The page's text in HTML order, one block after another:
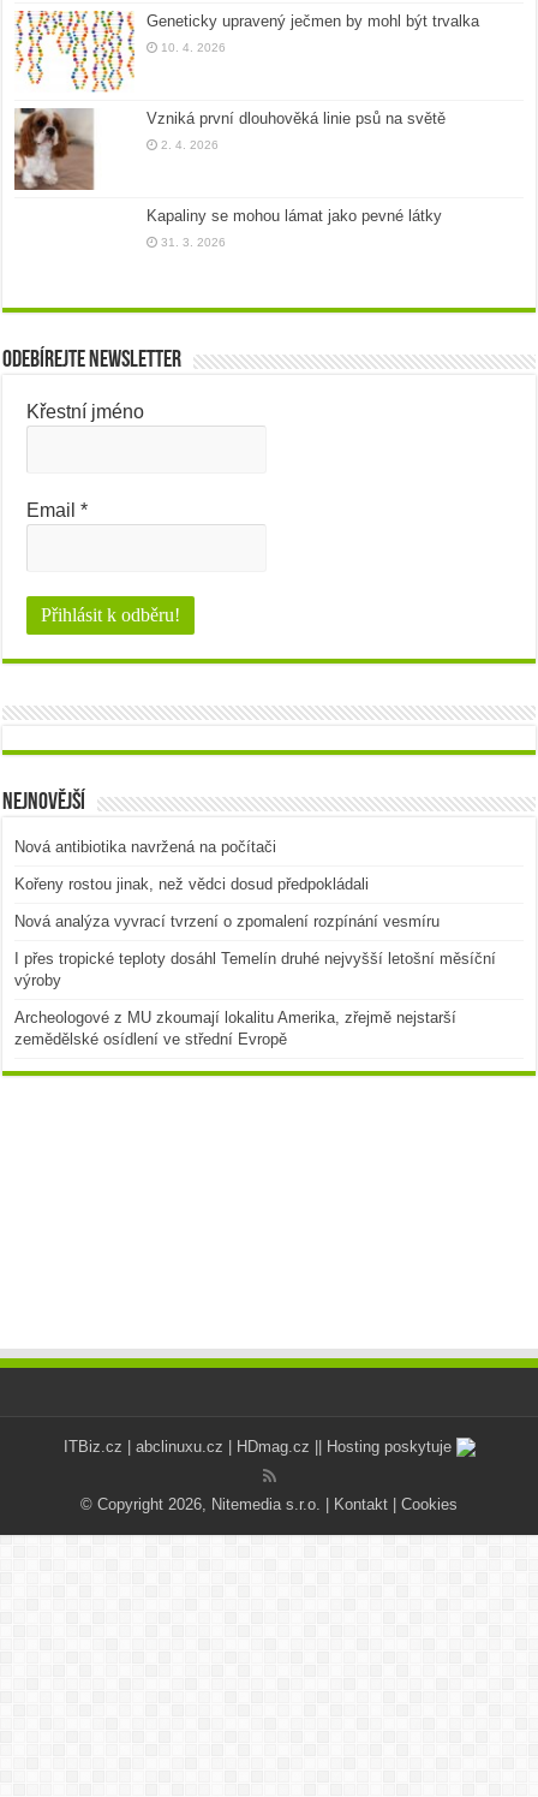
Geneticky upravený ječmen by mohl být trvalka
10. 4. 2026
Vzniká první dlouhověká linie psů na světě
2. 4. 2026
Kapaliny se mohou lámat jako pevné látky
31. 3. 2026
Odebírejte newsletter
Křestní jméno
Email*
Nejnovější
Nová antibiotika navržená na počítači
Kořeny rostou jinak, než vědci dosud předpokládali
Nová analýza vyvrací tvrzení o zpomalení rozpínání vesmíru
I přes tropické teploty dosáhl Temelín druhé nejvyšší letošní měsíční
výroby
Archeologové z MU zkoumají lokalitu Amerika, zřejmě nejstarší
zemědělské osídlení ve střední Evropě
ITBiz.cz | abclinuxu.cz | HDmag.cz || Hosting poskytuje
© Copyright 2026, Nitemedia s.r.o. | Kontakt | Cookies